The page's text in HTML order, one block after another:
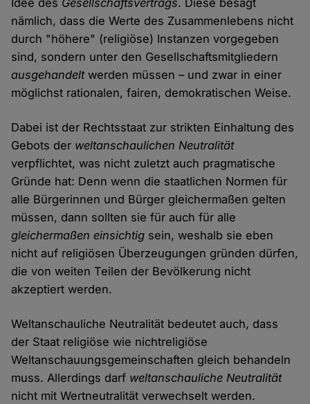
Idee des Gesellschaftsvertrags. Diese besagt
nämlich, dass die Werte des Zusammenlebens nicht
durch "höhere" (religiöse) Instanzen vorgegeben
sind, sondern unter den Gesellschaftsmitgliedern
ausgehandeltwerden müssen – und zwar in einer
möglichst rationalen, fairen, demokratischen Weise.
Dabei ist der Rechtsstaat zur strikten Einhaltung des
Gebots der weltanschaulichen Neutralität
verpflichtet, was nicht zuletzt auch pragmatische
Gründe hat: Denn wenn die staatlichen Normen für
alle Bürgerinnen und Bürger gleichermaßen gelten
müssen, dann sollten sie für auch für alle
gleichermaßen einsichtig sein, weshalb sie eben
nicht auf religiösen Überzeugungen gründen dürfen,
die von weiten Teilen der Bevölkerung nicht
akzeptiert werden.
Weltanschauliche Neutralität bedeutet auch, dass
der Staat religiöse wie nichtreligiöse
Weltanschauungsgemeinschaften gleich behandeln
muss. Allerdings darf weltanschauliche Neutralität
nicht mit Wertneutralität verwechselt werden.